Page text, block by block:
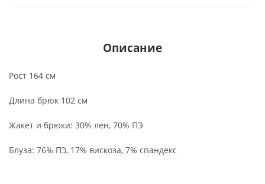
Описание
Рост 164 см
Длина брюк 102 см
Жакет и брюки: 30% лен, 70% ПЭ
Блуза: 76% ПЭ, 17% вискоза, 7% спандекс